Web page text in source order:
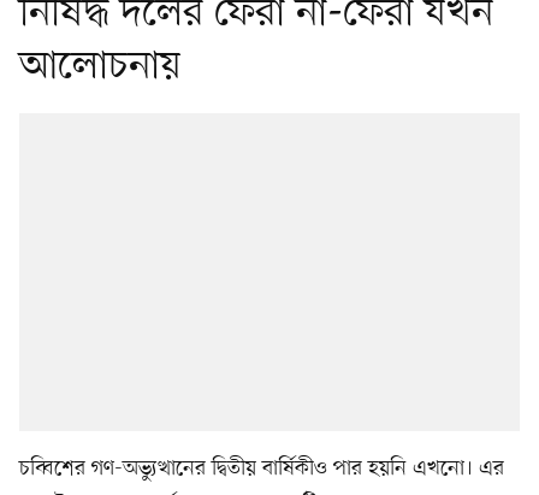
নিষিদ্ধ দলের ফেরা না-ফেরা যখন
আলোচনায়
চব্বিশের গণ-অভ্যুত্থানের দ্বিতীয় বার্ষিকীও পার হয়নি এখনো। এর